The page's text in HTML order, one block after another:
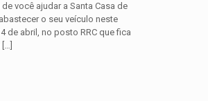
você ajudar a Santa Casa de
o seu veículo neste
de abril, no posto RRC que fica
[…]